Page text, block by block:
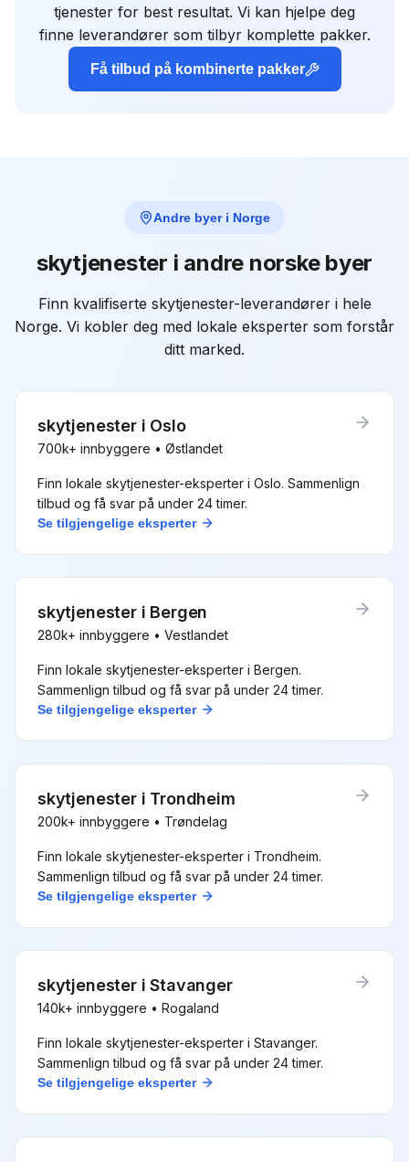
tjenester for best resultat. Vi kan hjelpe deg
finne leverandører som tilbyr komplette pakker.
Få tilbud på kombinerte pakker
Andre byer i Norge
skytjenester i andre norske byer
Finn kvalifiserte skytjenester-leverandører i hele
Norge. Vi kobler deg med lokale eksperter som forstår
ditt marked.
skytjenesteri Oslo
700k+ innbyggere • Østlandet
Finn lokale skytjenester-eksperter i Oslo. Sammenlign
tilbud og få svar på under 24 timer.
Se tilgjengelige eksperter
skytjenesteri Bergen
280k+ innbyggere • Vestlandet
Finn lokale skytjenester-eksperter i Bergen.
Sammenlign tilbud og få svar på under 24 timer.
Se tilgjengelige eksperter
skytjenesteri Trondheim
200k+ innbyggere • Trøndelag
Finn lokale skytjenester-eksperter i Trondheim.
Sammenlign tilbud og få svar på under 24 timer.
Se tilgjengelige eksperter
skytjenesteriStavanger
140k+ innbyggere • Rogaland
Finn lokale skytjenester-eksperter i Stavanger.
Sammenlign tilbud og få svar på under 24 timer.
Se tilgjengelige eksperter